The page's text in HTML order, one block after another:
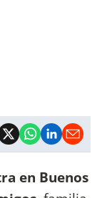
en Buenos